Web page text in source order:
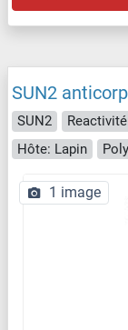
SUN2
SUN2
Hôte: Lapin
1 image